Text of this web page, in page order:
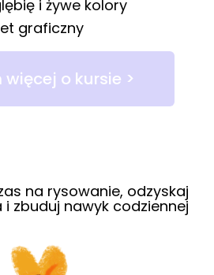
i żywe kolory
graficzny
o kursie >
na rysowanie, odzyskaj
zbuduj nawyk codziennej